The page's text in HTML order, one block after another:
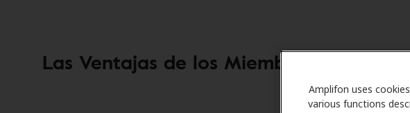
Amplifon uses
various functions
Las Ventajas de los Miembros de